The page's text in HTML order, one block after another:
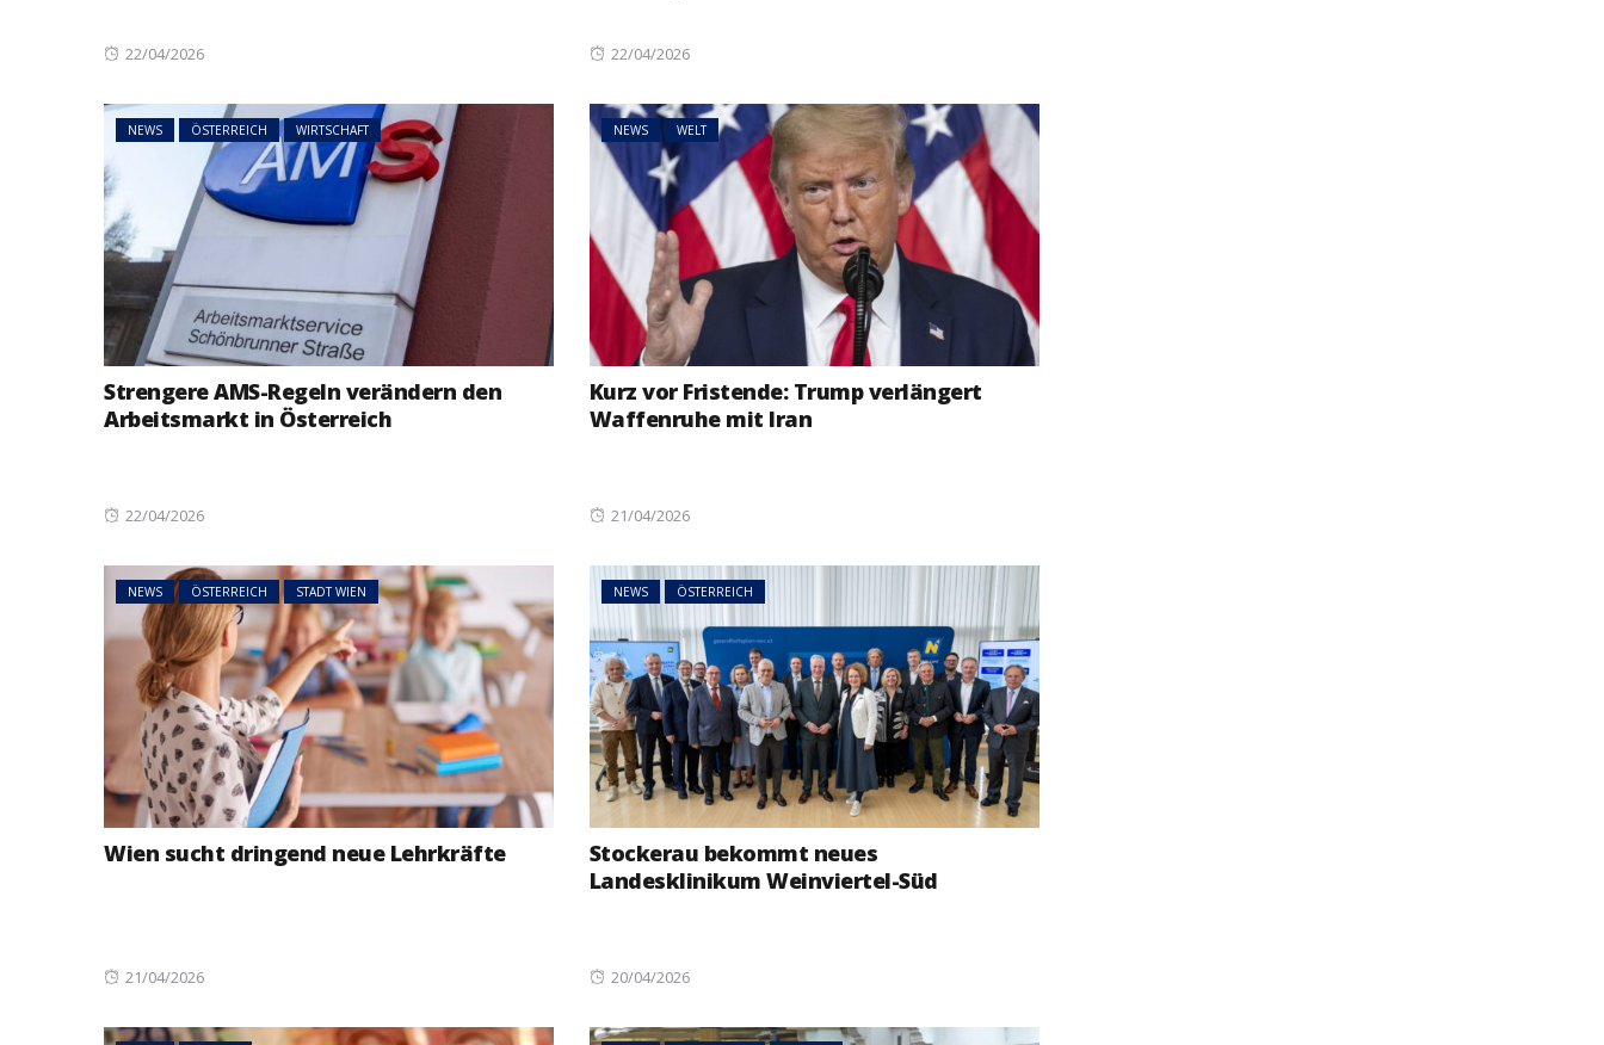
Posted
22/04/2026
Posted
22/04/2026
NEWS ÖSTERREICH WIRTSCHAFT
Strengere AMS-Regeln verändern den
Arbeitsmarkt in Österreich
Posted
22/04/2026
NEWS WELT
Kurz vor Fristende: Trump verlängert
Waffenruhe mit Iran
Posted
21/04/2026
NEWS ÖSTERREICH STADT WIEN
Wien sucht dringend neue Lehrkräfte
Posted
21/04/2026
NEWS ÖSTERREICH
Stockerau bekommt neues
Landesklinikum Weinviertel-Süd
Posted
20/04/2026